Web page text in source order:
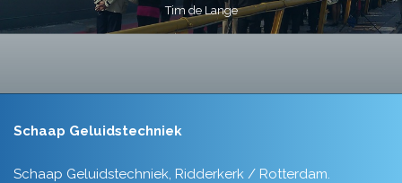
Tim de Lange
Schaap Geluidstechniek
Schaap Geluidstechniek, Ridderkerk / Rotterdam.